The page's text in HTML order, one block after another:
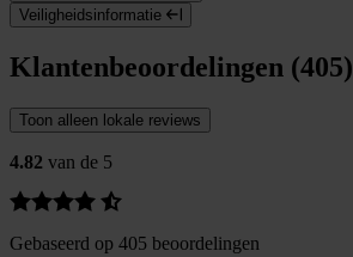
Veiligheidsinformatie
Klantenbeoordelingen (405)
Toon alleen lokale reviews
4.82 van de 5
Gebaseerd op 405 beoordelingen